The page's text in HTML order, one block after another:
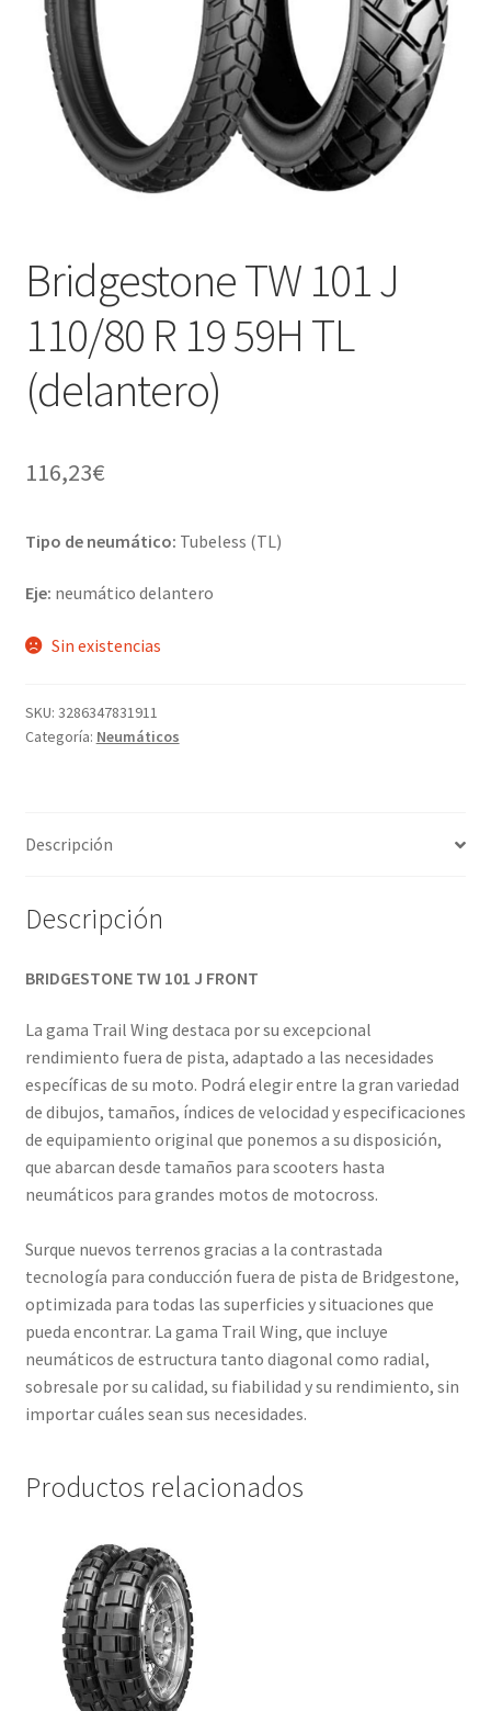
Bridgestone TW 101 J
110/80 R 19 59H TL
(delantero)
116,23€
Tipo de neumático: Tubeless (TL)
Eje: neumático delantero
Sin existencias
SKU: 3286347831911
Categoría: Neumáticos
Descripción
Descripción
BRIDGESTONE TW 101 J FRONT
La gama Trail Wing destaca por su excepcional
rendimiento fuera de pista, adaptado a las necesidades
específicas de su moto. Podrá elegir entre la gran variedad
de dibujos, tamaños, índices de velocidad y especificaciones
de equipamiento original que ponemos a su disposición,
que abarcan desde tamaños para scooters hasta
neumáticos para grandes motos de motocross.
Surque nuevos terrenos gracias a la contrastada
tecnología para conducción fuera de pista de Bridgestone,
optimizada para todas las superficies y situaciones que
pueda encontrar. La gama Trail Wing, que incluye
neumáticos de estructura tanto diagonal como radial,
sobresale por su calidad, su fiabilidad y su rendimiento, sin
importar cuáles sean sus necesidades.
Productos relacionados